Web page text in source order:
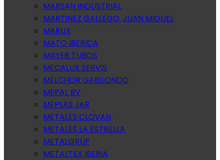
MARSAN INDUSTRIAL
MARTINEZ GALLEGO, JUAN MIGUEL
MARUX
MATO IBERICA
MAYER TUBOS
MECALUX SERVIS
MELCHOR GABILONDO
MEPAL BV
MEPLAS JAR
METALES CLOVAN
METALES LA ESTRELLA
METALGRUP
METALTEX IBERIA